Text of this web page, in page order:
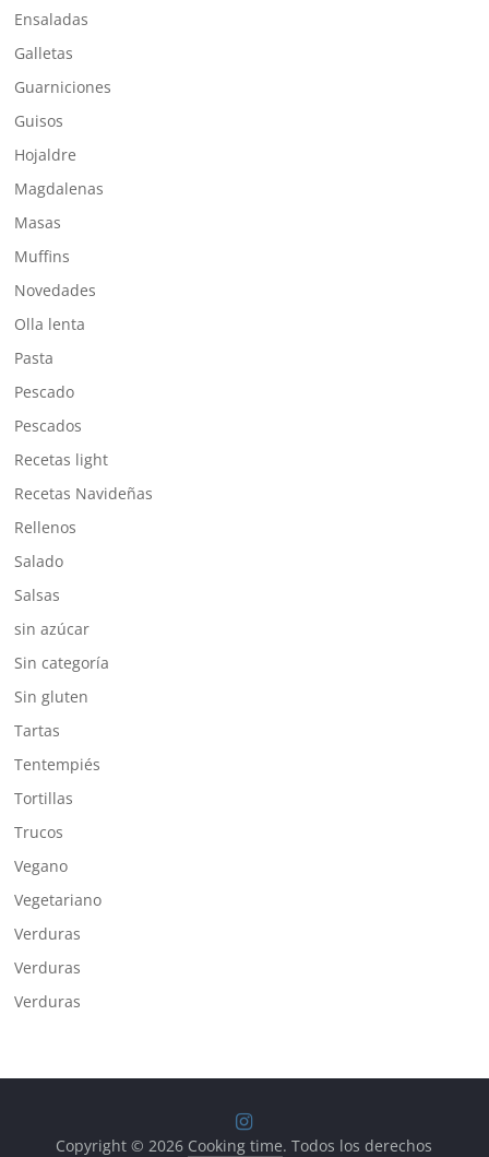
Ensaladas
Galletas
Guarniciones
Guisos
Hojaldre
Magdalenas
Masas
Muffins
Novedades
Olla lenta
Pasta
Pescado
Pescados
Recetas light
Recetas Navideñas
Rellenos
Salado
Salsas
sin azúcar
Sin categoría
Sin gluten
Tartas
Tentempiés
Tortillas
Trucos
Vegano
Vegetariano
Verduras
Verduras
Verduras
Copyright © 2026 Cooking time. Todos los derechos